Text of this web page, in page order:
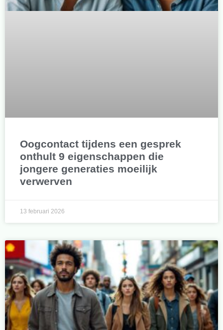
Oogcontact tijdens een gesprek
onthult 9 eigenschappen die
jongere generaties moeilijk
verwerven
13 februari 2026